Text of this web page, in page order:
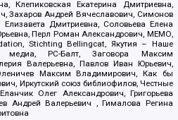
Клепиковская Екатерина Дмитриевна,
Захаров Андрей Вячеславович, Симонов
Елизавета Дмитриевна, Соловьева Елена
Перл Роман Александрович, МЕМО,
Stichting Bellingcat, Якутия – Наше
РС-Балт, Заговора Максим
Валерьевна, Павлов Иван Юрьевич,
Максим Владимирович, Как бы
Иркутский союз библиофилов, Честные
Олег Александрович, Григорьева
Андрей Валерьевич , Гималова Регина